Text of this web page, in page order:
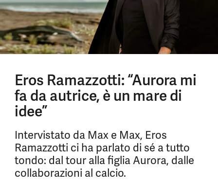
Eros Ramazzotti: “Aurora mi
fa da autrice, è un mare di
idee”
Intervistato da Max e Max, Eros
Ramazzotti ci ha parlato di sé a tutto
tondo: dal tour alla figlia Aurora, dalle
collaborazioni al calcio.